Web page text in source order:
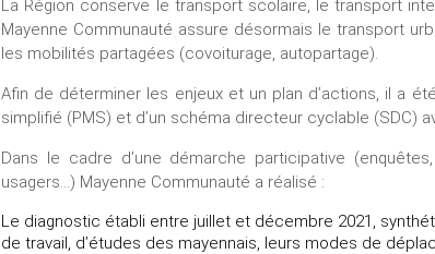
La Région conserve le transport scolaire, le transport
Mayenne Communauté assure désormais le transport
les mobilités partagées (covoiturage, autopartage).
Afin de déterminer les enjeux et un plan d’actions, il a
simplifié (PMS) et d’un schéma directeur cyclable (SDC)
Dans le cadre d’une démarche participative
usagers…) Mayenne Communauté a réalisé :
Le diagnostic établi entre juillet et décembre 2021,
de travail, d’études des mayennais, leurs modes de